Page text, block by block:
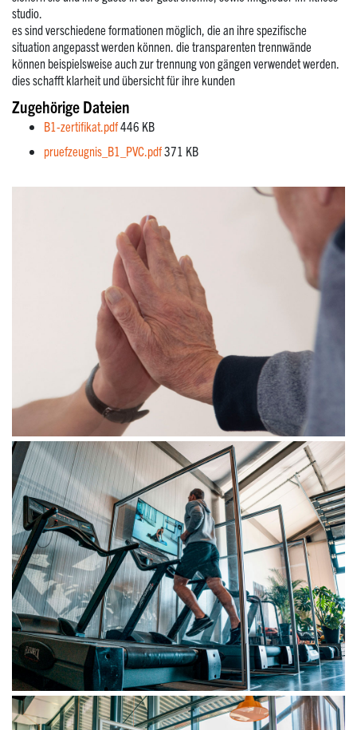
studio.
es sind verschiedene formationen möglich, die an ihre spezifische
situation angepasst werden können. die transparenten trennwände
können beispielsweise auch zur trennung von gängen verwendet werden.
dies schafft klarheit und übersicht für ihre kunden
Zugehörige Dateien
B1-zertifikat.pdf446 KB
pruefzeugnis_B1_PVC.pdf371 KB